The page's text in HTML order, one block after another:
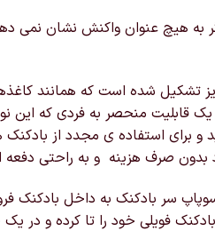
به هیچ عنوان واکنش نشان نمی
شده است که همانند
قابلیت منحصر به فردی که این
و برای استفاده ی مجدد از
صرف هزینه و به راحتی دفعه
سر بادکنک به داخل بادکنک
فویلی خود را تا کرده و در